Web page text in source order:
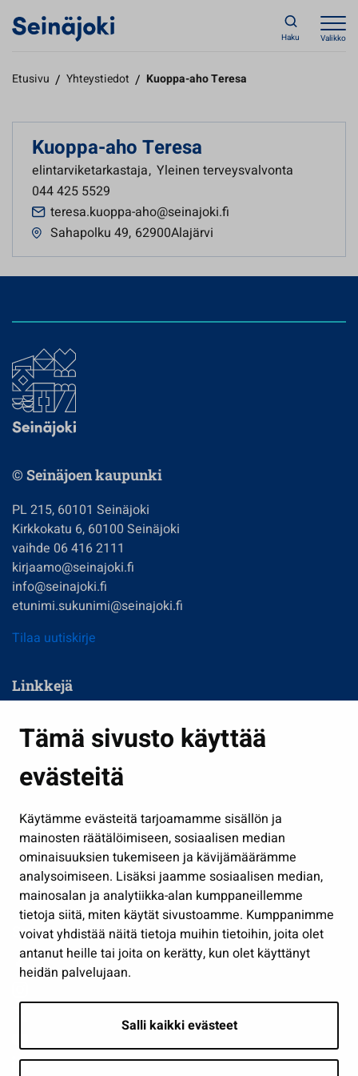
Tämä sivusto käyttää
evästeitä
Käytämme evästeitä tarjoamamme sisällön ja
mainosten räätälöimiseen, sosiaalisen median
ominaisuuksien tukemiseen ja kävijämäärämme
analysoimiseen. Lisäksi jaamme sosiaalisen median,
mainosalan ja analytiikka-alan kumppaneillemme
tietoja siitä, miten käytät sivustoamme. Kumppanimme
voivat yhdistää näitä tietoja muihin tietoihin, joita olet
antanut heille tai joita on kerätty, kun olet käyttänyt
heidän palvelujaan.
Salli kaikki evästeet
Haku Valikko
Etusivu / Yhteystiedot / Kuoppa-aho Teresa
Kuoppa-aho Teresa
elintarviketarkastaja, Yleinen terveysvalvonta
044 425 5529
teresa.kuoppa-aho@seinajoki.fi
Sahapolku 49, 62900Alajärvi
© Seinäjoen kaupunki
PL 215, 60101 Seinäjoki
Kirkkokatu 6, 60100 Seinäjoki
vaihde 06 416 2111
kirjaamo@seinajoki.fi
info@seinajoki.fi
etunimi.sukunimi@seinajoki.fi
Tilaa uutiskirje
Linkkejä
Kasvatus ja opetus
Kulttuuri ja liikunta
Työ ja yrittäminen
Osallistu ja asioi
Näytä omat evästeasetukseni
Seuraa meitä